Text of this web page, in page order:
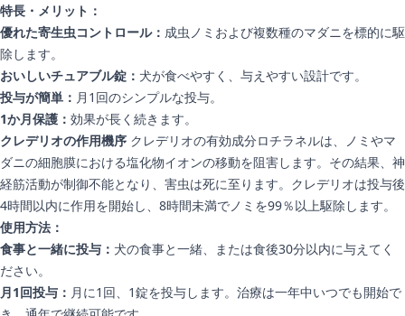
特長・メリット：
優れた寄生虫コントロール： 成虫ノミおよび複数種のマダニを標的に駆
除します。
おいしいチュアブル錠： 犬が食べやすく、与えやすい設計です。
投与が簡単： 月1回のシンプルな投与。
1か月保護： 効果が長く続きます。
クレデリオの作用機序 クレデリオの有効成分ロチラネルは、ノミやマ
ダニの細胞膜における塩化物イオンの移動を阻害します。その結果、神
経筋活動が制御不能となり、害虫は死に至ります。クレデリオは投与後
4時間以内に作用を開始し、8時間未満でノミを99％以上駆除します。
使用方法：
食事と一緒に投与： 犬の食事と一緒、または食後30分以内に与えてく
ださい。
月1回投与： 月に1回、1錠を投与します。治療は一年中いつでも開始で